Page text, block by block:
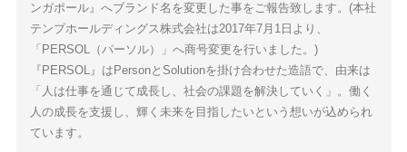
ンガポール』へブランド名を変更した事をご報告致します。(本社
テンプホールディングス株式会社は2017年7月1日より、
「PERSOL（パーソル）」へ商号変更を行いました。)
『PERSOL』はPersonとSolutionを掛け合わせた造語で、由来は
「人は仕事を通じて成長し、社会の課題を解決していく」。働く
人の成長を支援し、輝く未来を目指したいという想いが込められ
ています。